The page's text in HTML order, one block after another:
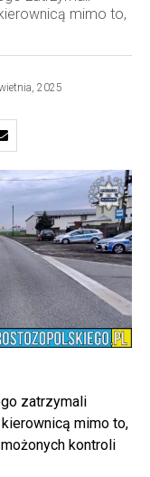
mimo to,
2025
zatrzymali
mimo to,
kontroli